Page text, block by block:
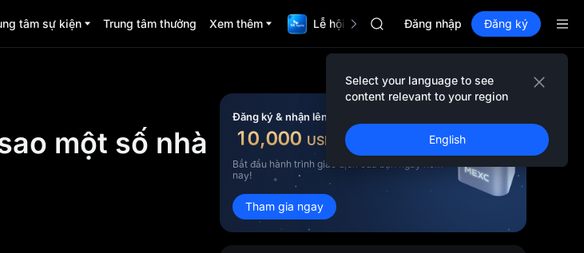
tâm sự kiện Trung tâm thưởng Xem thêm Lễ hội TradFi $1,000,000
ACE
UNITREE
Unitree Future chính thức ra mắt
SPCX
Unitree Future chính thức ra mắt
Đăng nhập Đăng ký
Select your language to see
content relevant to your region
English
một số nhà
Đăng ký & nhận lên đến
10,000 USDT
Bắt đầu hành trình giao dịch của bạn ngay hôm
nay!
Tham gia ngay